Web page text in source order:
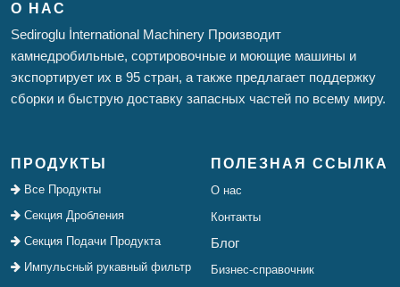
О НАС
Sediroglu İnternational Machinery Производит
камнедробильные, сортировочные и моющие машины и
экспортирует их в 95 стран, а также предлагает поддержку
сборки и быструю доставку запасных частей по всему миру.
ПРОДУКТЫ
Все Продукты
Секция Дробления
Секция Подачи Продукта
Импульсный рукавный фильтр
ПОЛЕЗНАЯ ССЫЛКА
О нас
Контакты
Блог
Бизнес-справочник